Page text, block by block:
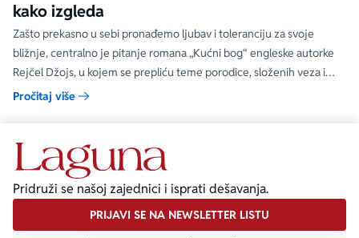
kako izgleda
Zašto prekasno u sebi pronađemo ljubav i toleranciju za svoje
bližnje, centralno je pitanje romana „Kućni bog“ engleske autorke
Rejčel Džojs, u kojem se prepliću teme porodice, složenih veza i
umetnosti.
Pročitaj više
Pridruži se našoj zajednici i isprati dešavanja.
PRIJAVI SE NA NEWSLETTER LISTU